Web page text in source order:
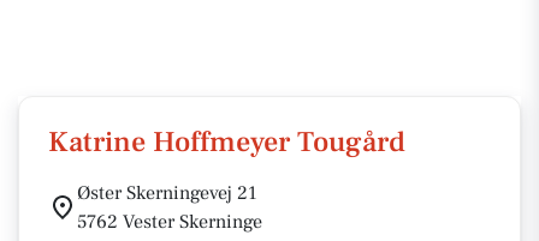
Katrine Hoffmeyer Tougård
Øster Skerningevej 21
5762 Vester Skerninge